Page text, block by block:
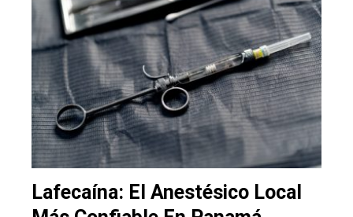
Lafecaína: El Anestésico Local